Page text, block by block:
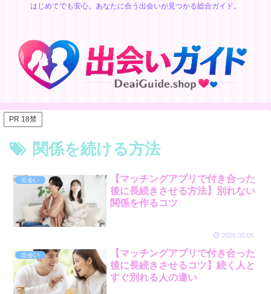
はじめてでも安心。あなたに合う出会いが見つかる総合ガイド。
PR 18禁
関係を続ける方法
出会い
【マッチングアプリで付き合った
後に長続きさせる方法】別れない
関係を作るコツ
2026.05.06
出会い
【マッチングアプリで付き合った
後に長続きさせるコツ】続く人と
すぐ別れる人の違い